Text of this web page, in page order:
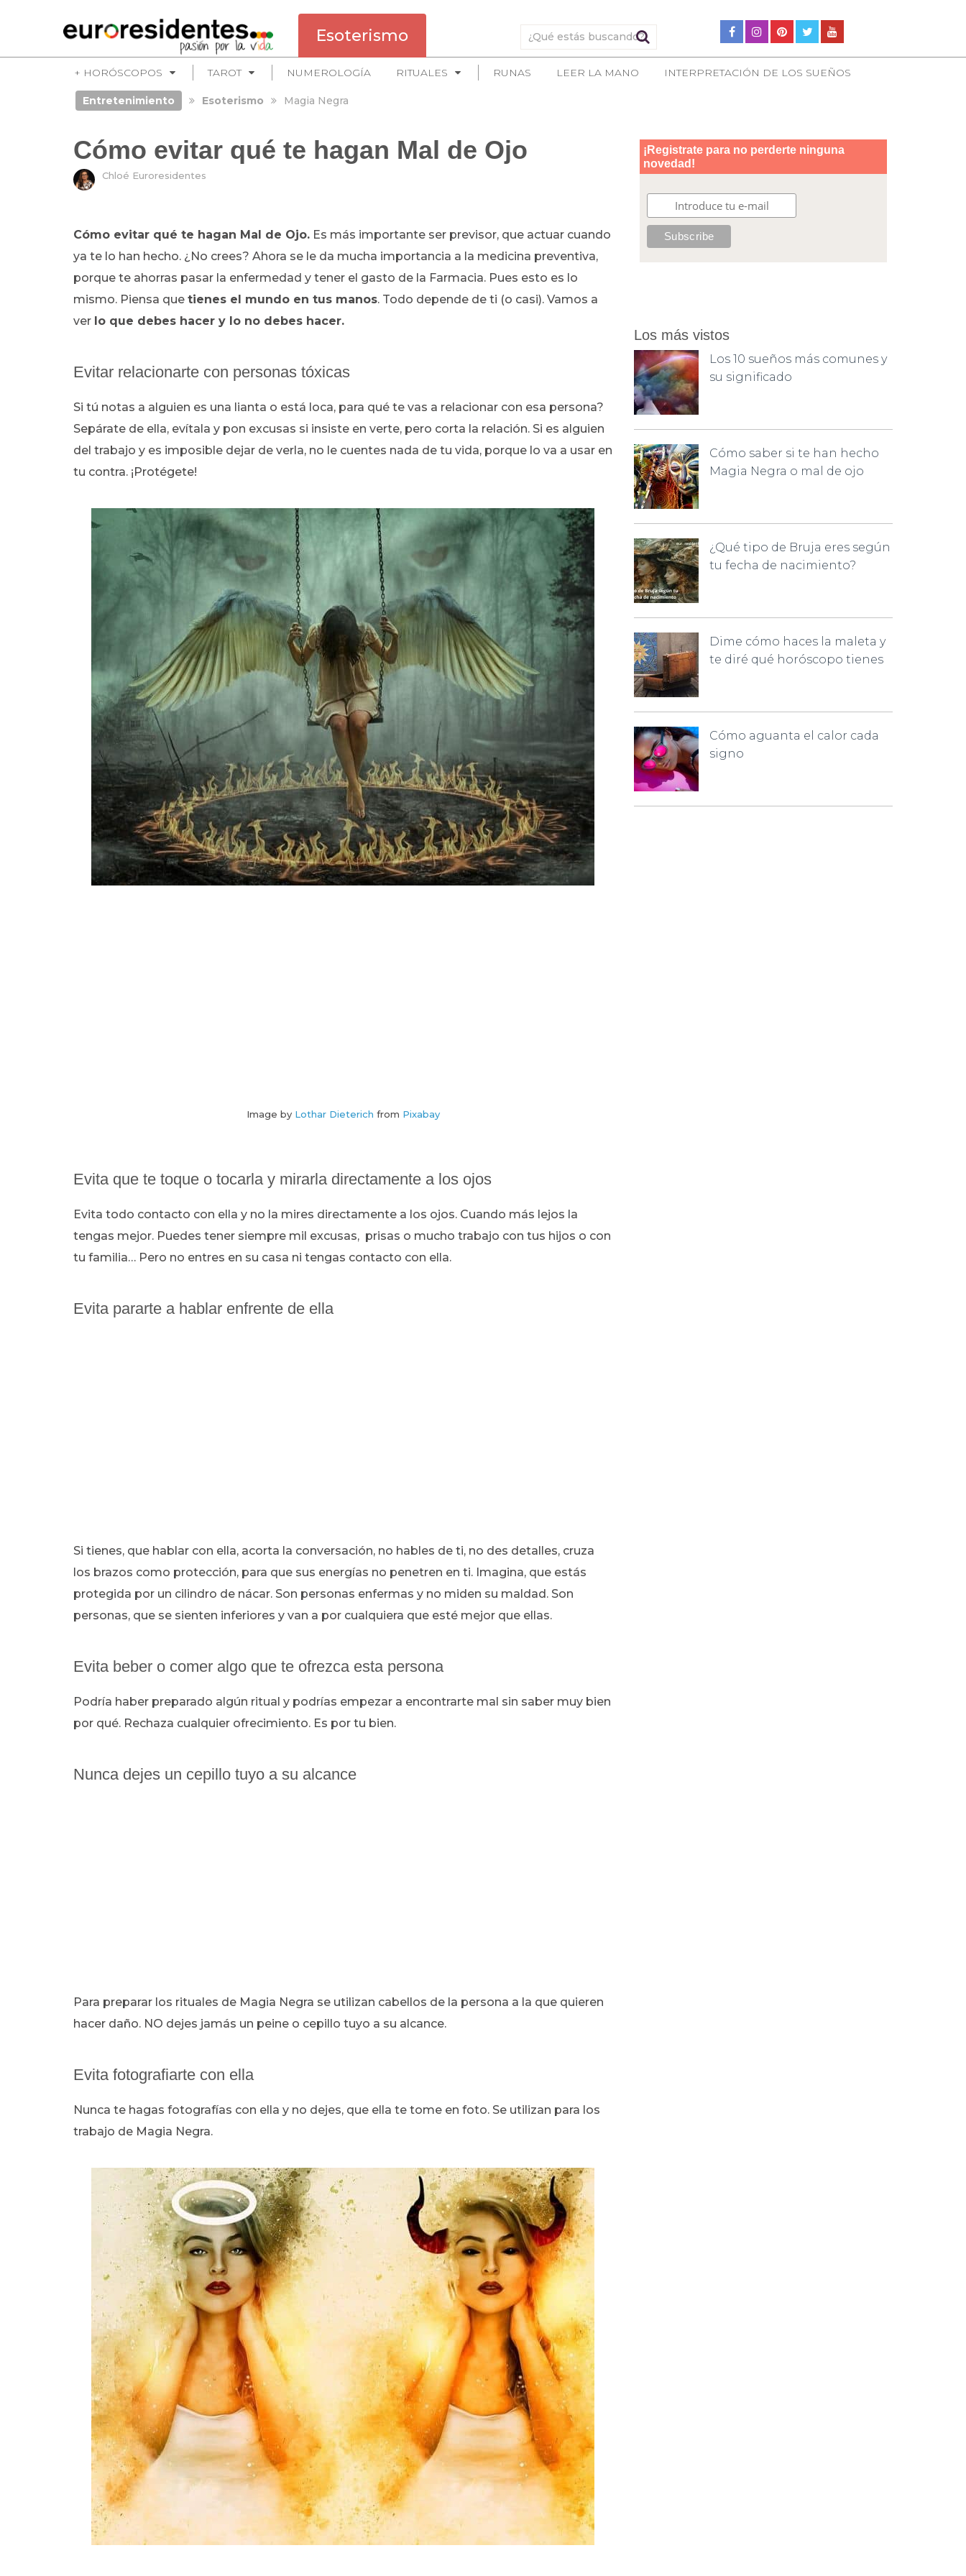
Esoterismo
+ HORÓSCOPOS TAROT NUMEROLOGÍA RITUALES RUNAS LEER LA MANO INTERPRETACIÓN DE LOS SUEÑOS
Entretenimiento Esoterismo Magia Negra
Cómo evitar qué te hagan Mal de Ojo
Chloé Euroresidentes
Cómo evitar qué te hagan Mal de Ojo. Es más importante ser previsor, que actuar cuando
ya te lo han hecho. ¿No crees? Ahora se le da mucha importancia a la medicina preventiva,
porque te ahorras pasar la enfermedad y tener el gasto de la Farmacia. Pues esto es lo
mismo. Piensa que tienes el mundo en tus manos. Todo depende de ti (o casi). Vamos a
ver lo que debes hacer y lo no debes hacer.
Evitar relacionarte con personas tóxicas
Si tú notas a alguien es una lianta o está loca, para qué te vas a relacionar con esa persona?
Sepárate de ella, evítala y pon excusas si insiste en verte, pero corta la relación. Si es alguien
del trabajo y es imposible dejar de verla, no le cuentes nada de tu vida, porque lo va a usar en
tu contra. ¡Protégete!
Image by Lothar Dieterich from Pixabay
Evita que te toque o tocarla y mirarla directamente a los ojos
Evita todo contacto con ella y no la mires directamente a los ojos. Cuando más lejos la
tengas mejor. Puedes tener siempre mil excusas, prisas o mucho trabajo con tus hijos o con
tu familia… Pero no entres en su casa ni tengas contacto con ella.
Evita pararte a hablar enfrente de ella
Si tienes, que hablar con ella, acorta la conversación, no hables de ti, no des detalles, cruza
los brazos como protección, para que sus energías no penetren en ti. Imagina, que estás
protegida por un cilindro de nácar. Son personas enfermas y no miden su maldad. Son
personas, que se sienten inferiores y van a por cualquiera que esté mejor que ellas.
Evita beber o comer algo que te ofrezca esta persona
Podría haber preparado algún ritual y podrías empezar a encontrarte mal sin saber muy bien
por qué. Rechaza cualquier ofrecimiento. Es por tu bien.
Nunca dejes un cepillo tuyo a su alcance
Para preparar los rituales de Magia Negra se utilizan cabellos de la persona a la que quieren
hacer daño. NO dejes jamás un peine o cepillo tuyo a su alcance.
Evita fotografiarte con ella
Nunca te hagas fotografías con ella y no dejes, que ella te tome en foto. Se utilizan para los
trabajo de Magia Negra.
Los más vistos
Los 10 sueños más comunes y
su significado
Cómo saber si te han hecho
Magia Negra o mal de ojo
¿Qué tipo de Bruja eres según
tu fecha de nacimiento?
Dime cómo haces la maleta y
te diré qué horóscopo tienes
Cómo aguanta el calor cada
signo